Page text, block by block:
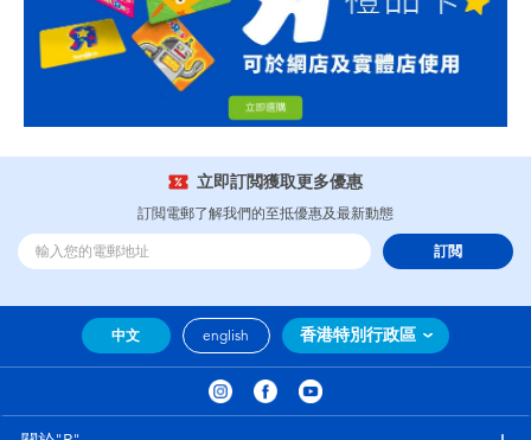
立即訂閲獲取更多優惠
訂閲電郵了解我們的至抵優惠及最新動態
訂閲
中文 english 香港特別行政區